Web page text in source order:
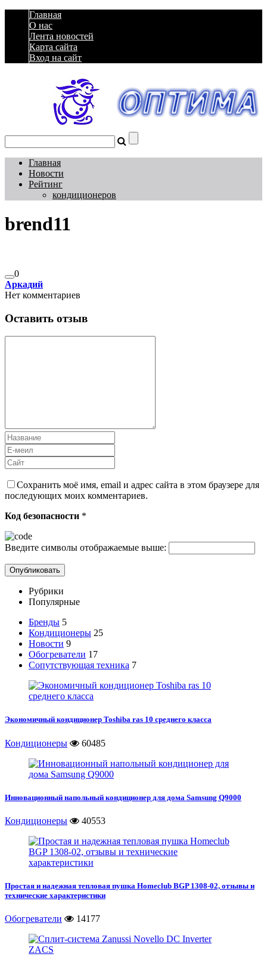
Главная
О нас
Лента новостей
Карта сайта
Вход на сайт
Главная
Новости
Рейтинг
кондиционеров
brend11
0
Аркадий
Нет комментариев
Оставить отзыв
Сохранить моё имя, email и адрес сайта в этом браузере для
последующих моих комментариев.
Код безопасности *
Введите символы отображаемые выше:
Рубрики
Популярные
Бренды 5
Кондиционеры 25
Новости 9
Обогреватели 17
Сопутствующая техника 7
Экономичный кондиционер Toshiba ras 10 среднего класса
Кондиционеры 60485
Инновационный напольный кондиционер для дома Samsung Q9000
Кондиционеры 40553
Простая и надежная тепловая пушка Homeclub BGP 1308-02, отзывы и
технические характеристики
Обогреватели 14177